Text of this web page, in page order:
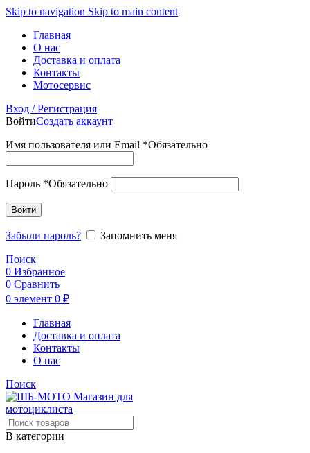
Skip to navigation Skip to main content
Главная
О нас
Доставка и оплата
Контакты
Мотосервис
Вход / Регистрация
ВойтиСоздать аккаунт
Имя пользователя или Email *Обязательно
Пароль *Обязательно
Войти
Забыли пароль?
Запомнить меня
Поиск
0 Избранное
0 Сравнить
0 элемент 0 ₽
Главная
Доставка и оплата
Контакты
О нас
Поиск
В категории